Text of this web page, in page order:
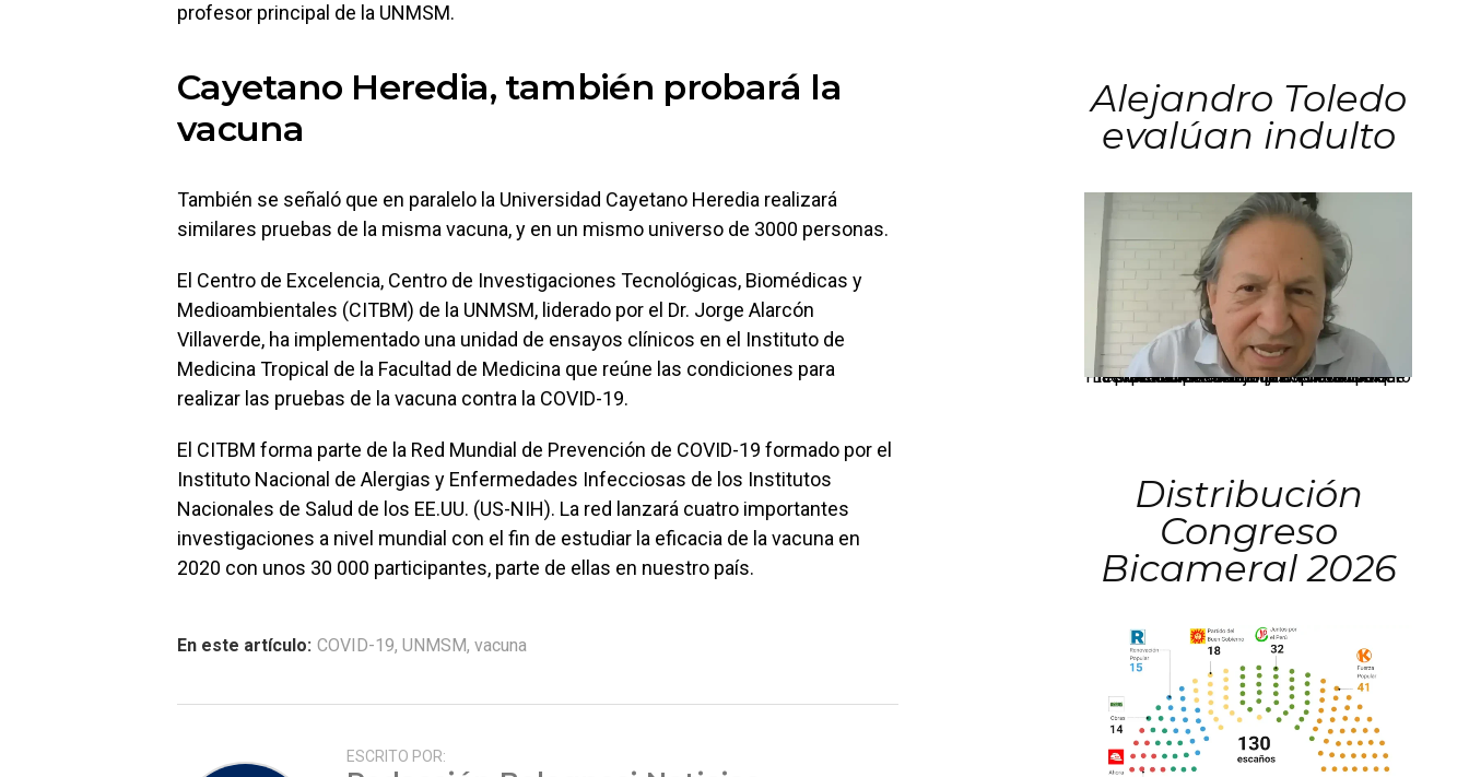
profesor principal de la UNMSM.
Cayetano Heredia, también probará la
vacuna
También se señaló que en paralelo la Universidad Cayetano Heredia realizará
similares pruebas de la misma vacuna, y en un mismo universo de 3000 personas.
El Centro de Excelencia, Centro de Investigaciones Tecnológicas, Biomédicas y
Medioambientales (CITBM) de la UNMSM, liderado por el Dr. Jorge Alarcón
Villaverde, ha implementado una unidad de ensayos clínicos en el Instituto de
Medicina Tropical de la Facultad de Medicina que reúne las condiciones para
realizar las pruebas de la vacuna contra la COVID-19.
El CITBM forma parte de la Red Mundial de Prevención de COVID-19 formado por el
Instituto Nacional de Alergias y Enfermedades Infecciosas de los Institutos
Nacionales de Salud de los EE.UU. (US-NIH). La red lanzará cuatro importantes
investigaciones a nivel mundial con el fin de estudiar la eficacia de la vacuna en
2020 con unos 30 000 participantes, parte de ellas en nuestro país.
En este artículo: COVID-19, UNMSM, vacuna
ESCRITO POR:
Alejandro Toledo
evalúan indulto
La presidenta Keiko Fujimori informó que la solicitud de indulto presentada por el expresidente Alejandro Toledo será evaluada por la Comisión de Gracias Presidenciales conforme al procedimiento establecido.
Distribución
Congreso
Bicameral 2026